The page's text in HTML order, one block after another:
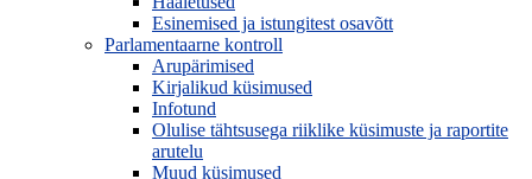
Esinemised ja istungitest osavõtt
Parlamentaarne kontroll
Arupärimised
Kirjalikud küsimused
Infotund
Olulise tähtsusega riiklike küsimuste ja raportite
arutelu
Muud küsimused